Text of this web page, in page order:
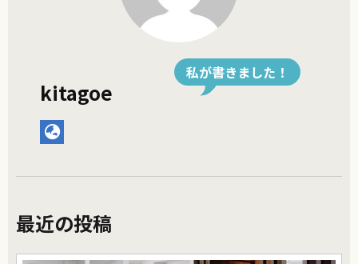
私が書きました！
kitagoe
最近の投稿